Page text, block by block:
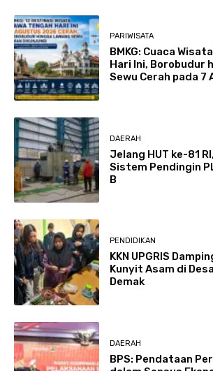
PARIWISATA
BMKG: Cuaca
Hari Ini, Borobudur
Sewu Cerah pada
DAERAH
Jelang HUT ke-81
Sistem Pendingin
B
PENDIDIKAN
KKN UPGRIS
Kunyit Asam di
Demak
DAERAH
BPS: Pendataan